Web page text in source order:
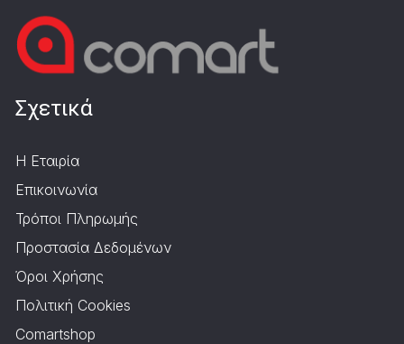
Σχετικά
Η Εταιρία
Επικοινωνία
Τρόποι Πληρωμής
Προστασία Δεδομένων
Όροι Χρήσης
Πολιτική Cookies
Comartshop